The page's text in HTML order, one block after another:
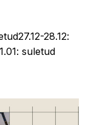
28.12:
suletud